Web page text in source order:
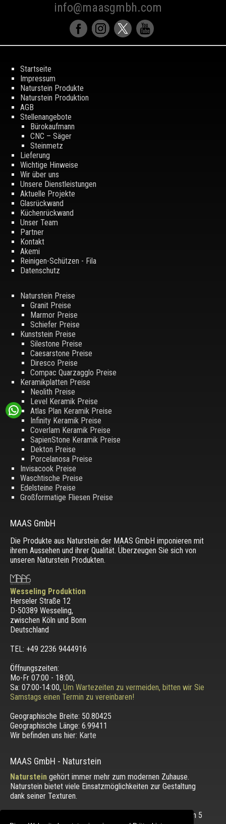
info@maasgmbh.com
Startseite
Impressum
Naturstein Produkte
Naturstein Produktion
AGB
Stellenangebote
Bürokaufmann
CNC – Säger
Steinmetz
Lieferung
Wichtige Hinweise
Wir über uns
Unsere Dienstleistungen
Aktuelle Projekte
Glasrückwand
Küchenrückwand
Unser Team
Partner
Kontakt
Akemi
Reinigen-Schützen - Fila
Datenschutz
Naturstein Preise
Granit Preise
Marmor Preise
Schiefer Preise
Kunststein Preise
Silestone Preise
Caesarstone Preise
Diresco Preise
Compac Quarzagglo Preise
Keramikplatten Preise
Neolith Preise
Level Keramik Preise
Atlas Plan Keramik Preise
Infinity Keramik Preise
Coverlam Keramik Preise
SapienStone Keramik Preise
Dekton Preise
Porcelanosa Preise
Invisacook Preise
Waschtische Preise
Edelsteine Preise
Großformatige Fliesen Preise
MAAS GmbH
Die Produkte aus Naturstein der MAAS GmbH imponieren mit
ihrem Aussehen und ihrer Qualität. Überzeugen Sie sich von
unseren Naturstein Produkten.
Wesseling Produktion
Herseler Straße 12
D-50389 Wesseling,
zwischen Köln und Bonn
Deutschland
TEL: +49 2236 9444916
Öffnungszeiten:
Mo-Fr 07:00 - 18:00,
Sa: 07:00-14:00, Um Wartezeiten zu vermeiden, bitten wir Sie
Samstags einen Termin zu vereinbaren!
Geographische Breite: 50.80425
Geographische Länge: 6.99411
Wir befinden uns hier: Karte
MAAS GmbH - Naturstein
Natursteingehört immer mehr zum modernen Zuhause.
Naturstein bietet viele Einsatzmöglichkeiten zur Gestaltung
dank seiner Texturen.
Die Bewertung unserer Kunden mit einem Durchschnitt von 5